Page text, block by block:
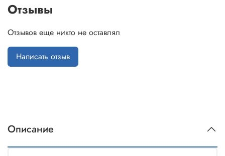
Отзывы
Отзывов еще никто не оставлял
Написать отзыв
Описание